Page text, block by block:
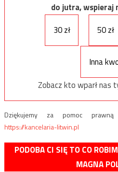
do jutra, wspieraj
30 zł
50 zł
Inna
Zobacz kto wparł nas
Dziękujemy za pomoc
https://kancelaria-litwin.pl
PODOBA CI SIĘ TO CO
MAGNA